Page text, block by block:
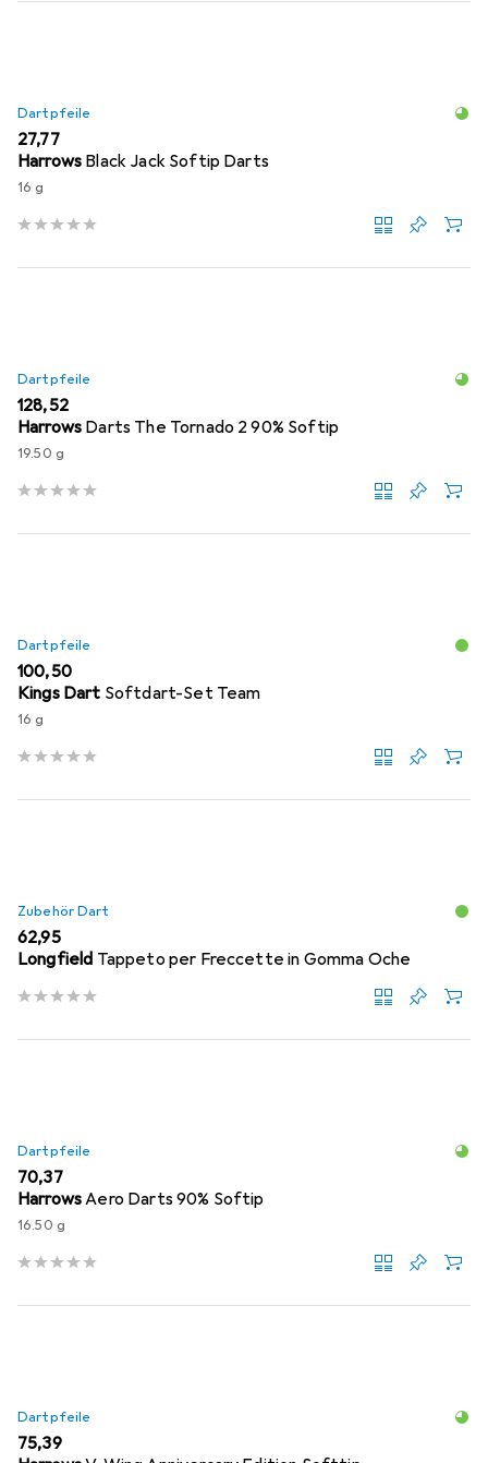
Dartpfeile
EUR
27,77
Harrows Black Jack Softip Darts
16 g
Dartpfeile
EUR
128,52
Harrows Darts The Tornado 2 90% Softip
19.50 g
Dartpfeile
EUR
100,50
Kings Dart Softdart-Set Team
16 g
Zubehör Dart
EUR
62,95
Longfield Tappeto per Freccette in Gomma Oche
Dartpfeile
EUR
70,37
HarrowsAero Darts 90% Softip
16.50 g
Dartpfeile
EUR
75,39